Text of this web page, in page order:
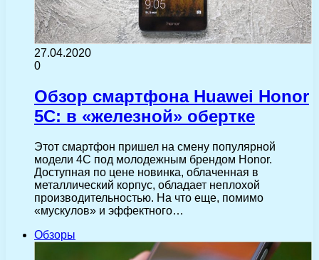
27.04.2020
0
Обзор смартфона Huawei Honor
5C: в «железной» обертке
Этот смартфон пришел на смену популярной
модели 4С под молодежным брендом Honor.
Доступная по цене новинка, облаченная в
металлический корпус, обладает неплохой
производительностью. На что еще, помимо
«мускулов» и эффектного…
Обзоры